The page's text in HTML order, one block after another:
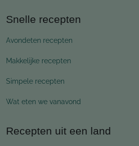
Snelle recepten
Avondeten recepten
Makkelijke recepten
Simpele recepten
Wat eten we vanavond
Recepten uit een land